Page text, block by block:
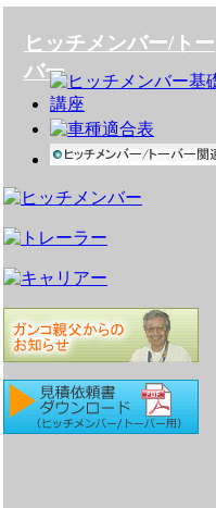
ヒッチ
アの販
ト
ヒッチメンバー/トー
バー